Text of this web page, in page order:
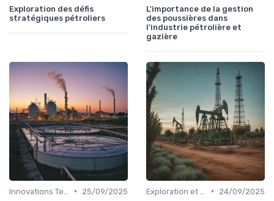
Exploration des défis
stratégiques pétroliers
L'importance de la gestion
des poussières dans
l'industrie pétrolière et
gazière
•
25/09/2025
•
24/09/2025